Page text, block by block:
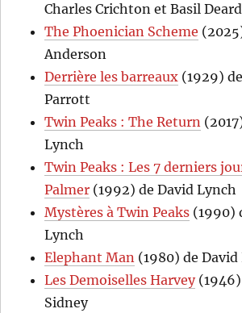
Charles Crichton et Basil
The Phoenician Scheme
Anderson
Derrière les barreaux (1929)
Parrott
Twin Peaks : The Return
Lynch
Twin Peaks : Les 7 derniers
Palmer (1992) de David Lynch
Mystères à Twin Peaks (1990)
Lynch
Elephant Man (1980) de David
Les Demoiselles Harvey(1946)
Sidney